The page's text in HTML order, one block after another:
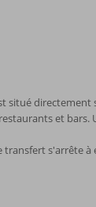
situé directement
et bars.
transfert s'arrête à